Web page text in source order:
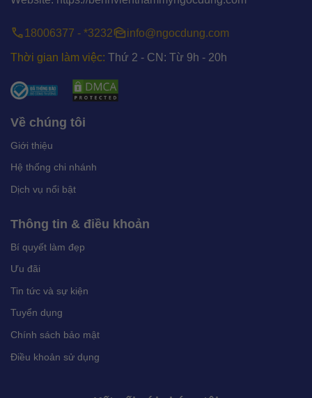
18006377 - *3232 info@ngocdung.com
Thời gian làm việc: Thứ 2 - CN: Từ 9h - 20h
Về chúng tôi
Giới thiệu
Hệ thống chi nhánh
Dịch vụ nổi bật
Thông tin & điều khoản
Bí quyết làm đẹp
Ưu đãi
Tin tức và sự kiện
Tuyển dụng
Chính sách bảo mật
Điều khoản sử dụng